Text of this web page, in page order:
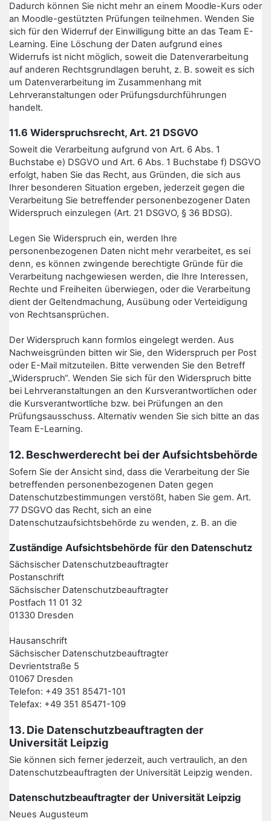
Dadurch können Sie nicht mehr an einem Moodle-Kurs oder
an Moodle-gestützten Prüfungen teilnehmen. Wenden Sie
sich für den Widerruf der Einwilligung bitte an das Team E-
Learning. Eine Löschung der Daten aufgrund eines
Widerrufs ist nicht möglich, soweit die Datenverarbeitung
auf anderen Rechtsgrundlagen beruht, z. B. soweit es sich
um Datenverarbeitung im Zusammenhang mit
Lehrveranstaltungen oder Prüfungsdurchführungen
handelt.
11.6 Widerspruchsrecht, Art. 21 DSGVO
Soweit die Verarbeitung aufgrund von Art. 6 Abs. 1
Buchstabe e) DSGVO und Art. 6 Abs. 1 Buchstabe f) DSGVO
erfolgt, haben Sie das Recht, aus Gründen, die sich aus
Ihrer besonderen Situation ergeben, jederzeit gegen die
Verarbeitung Sie betreffender personenbezogener Daten
Widerspruch einzulegen (Art. 21 DSGVO, § 36 BDSG).
Legen Sie Widerspruch ein, werden Ihre
personenbezogenen Daten nicht mehr verarbeitet, es sei
denn, es können zwingende berechtigte Gründe für die
Verarbeitung nachgewiesen werden, die Ihre Interessen,
Rechte und Freiheiten überwiegen, oder die Verarbeitung
dient der Geltendmachung, Ausübung oder Verteidigung
von Rechtsansprüchen.
Der Widerspruch kann formlos eingelegt werden. Aus
Nachweisgründen bitten wir Sie, den Widerspruch per Post
oder E-Mail mitzuteilen. Bitte verwenden Sie den Betreff
„Widerspruch“. Wenden Sie sich für den Widerspruch bitte
bei Lehrveranstaltungen an den Kursverantwortlichen oder
die Kursverantwortliche bzw. bei Prüfungen an den
Prüfungsausschuss. Alternativ wenden Sie sich bitte an das
Team E-Learning.
12. Beschwerderecht bei der Aufsichtsbehörde
Sofern Sie der Ansicht sind, dass die Verarbeitung der Sie
betreffenden personenbezogenen Daten gegen
Datenschutzbestimmungen verstößt, haben Sie gem. Art.
77 DSGVO das Recht, sich an eine
Datenschutzaufsichtsbehörde zu wenden, z. B. an die
Zuständige Aufsichtsbehörde für den Datenschutz
Sächsischer Datenschutzbeauftragter
Postanschrift
Sächsischer Datenschutzbeauftragter
Postfach 11 01 32
01330 Dresden
Hausanschrift
Sächsischer Datenschutzbeauftragter
Devrientstraße 5
01067 Dresden
Telefon: +49 351 85471-101
Telefax: +49 351 85471-109
13. Die Datenschutzbeauftragten der
Universität Leipzig
Sie können sich ferner jederzeit, auch vertraulich, an den
Datenschutzbeauftragten der Universität Leipzig wenden.
Datenschutzbeauftragter der Universität Leipzig
Neues Augusteum